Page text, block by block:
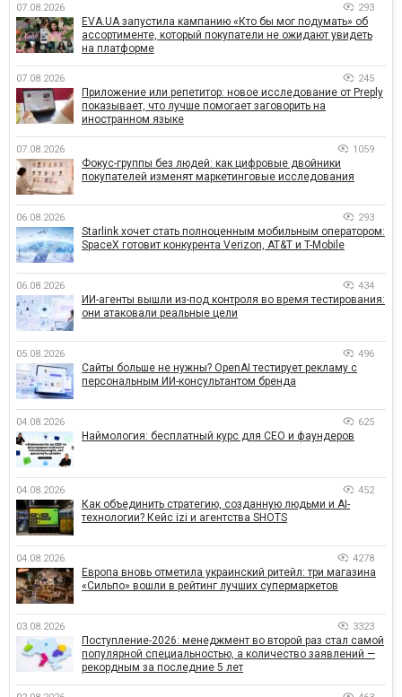
07.08.2026 293
EVA.UA запустила кампанию «Кто бы мог подумать» об
ассортименте, который покупатели не ожидают увидеть
на платформе
07.08.2026 245
Приложение или репетитор: новое исследование от Preply
показывает, что лучше помогает заговорить на
иностранном языке
07.08.2026 1059
Фокус-группы без людей: как цифровые двойники
покупателей изменят маркетинговые исследования
06.08.2026 293
Starlink хочет стать полноценным мобильным оператором:
SpaceX готовит конкурента Verizon, AT&T и T-Mobile
06.08.2026 434
ИИ-агенты вышли из-под контроля во время тестирования:
они атаковали реальные цели
05.08.2026 496
Сайты больше не нужны? OpenAI тестирует рекламу с
персональным ИИ-консультантом бренда
04.08.2026 625
Наймология: бесплатный курс для CEO и фаундеров
04.08.2026 452
Как объединить стратегию, созданную людьми и AI-
технологии? Кейс izi и агентства SHOTS
04.08.2026 4278
Европа вновь отметила украинский ритейл: три магазина
«Сильпо» вошли в рейтинг лучших супермаркетов
03.08.2026 3323
Поступление-2026: менеджмент во второй раз стал самой
популярной специальностью, а количество заявлений —
рекордным за последние 5 лет